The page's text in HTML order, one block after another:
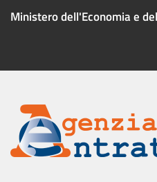
Ministero dell'Economia e
Menu
servizio